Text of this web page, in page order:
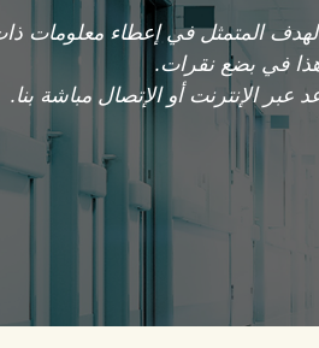
المتمثل في إعطاء معلومات
في بضع نقرات.
الإنترنت أو الإتصال مباشة بنا.